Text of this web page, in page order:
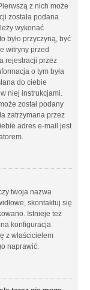
z nich może
została podana
wykonać
było przyczyną, być
witryny przed
rejestracji przez
o tym była
do ciebie
niej instrukcjami.
został podany
zatrzymana przez
adres e-mail jest
twoja nazwa
skontaktuj się
Istnieje też
konfiguracja
z właścicielem
naprawić.